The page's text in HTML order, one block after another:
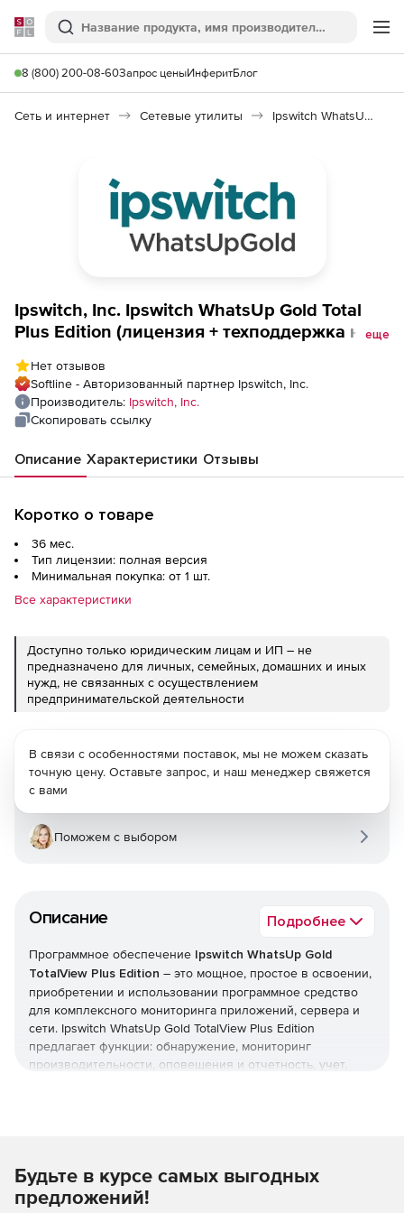
Softline
Поиск
8 (800) 200-08-60Запрос ценыИнферитБлог
Сеть и интернет Сетевые утилиты Ipswitch WhatsUp Gold Total Plus Edition
Ipswitch, Inc. Ipswitch WhatsUp Gold Total
Plus Edition (лицензия + техподдержка на 3
еще
Нет отзывов
Softline - Авторизованный партнер Ipswitch, Inc.
Производитель: Ipswitch, Inc.
Скопировать ссылку
Описание Характеристики Отзывы
Коротко о товаре
36 мес.
Тип лицензии: полная версия
Минимальная покупка: от 1 шт.
Все характеристики
Доступно только юридическим лицам и ИП – не
предназначено для личных, семейных, домашних и иных
нужд, не связанных с осуществлением
предпринимательской деятельности
Описание Подробнее
Программное обеспечение Ipswitch WhatsUp Gold
TotalView Plus Edition – это мощное, простое в освоении,
приобретении и использовании программное средство
для комплексного мониторинга приложений, сервера и
сети. Ipswitch WhatsUp Gold TotalView Plus Edition
предлагает функции: обнаружение, мониторинг
производительности, оповещения и отчетность, учет,
30-ти дневная триал-версия WhatsUp Gold (pdf)
В связи с особенностями поставок, мы не можем сказать
точную цену. Оставьте запрос, и наш менеджер свяжется
с вами
Поможем с выбором
Будьте в курсе самых выгодных
предложений!